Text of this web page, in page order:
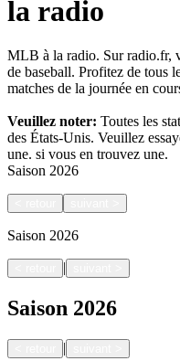
la radio
MLB à la radio. Sur radio.fr,
de baseball. Profitez de tous
matches de la journée en
Veuillez noter: Toutes les
des États-Unis. Veuillez
une. si vous en trouvez une.
Saison 2026
Saison 2026
|
Saison 2026
|